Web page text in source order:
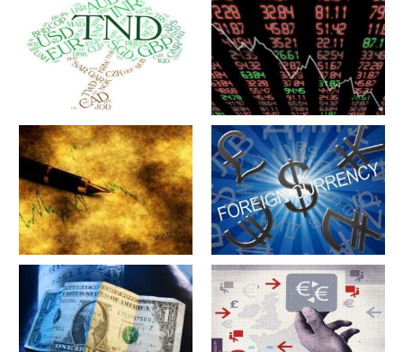
军工股[中简科技](300777)的公
司详细资料
军工股[上海瀚讯](300762)的公
司详细资料
军工股[昊华科技](600378)的公
司详细资料
江苏省[广大特材](688186)的公
司详细资料